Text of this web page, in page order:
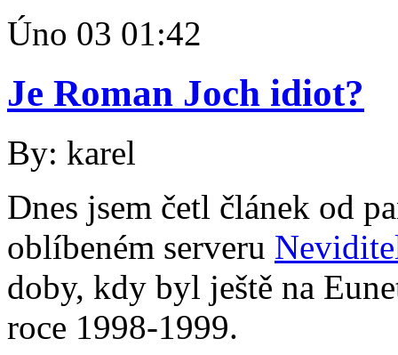
Úno 03 01:42
Je Roman Joch idiot?
By: karel
Dnes jsem četl článek od
oblíbeném serveru
doby, kdy byl ještě na
roce 1998-1999.